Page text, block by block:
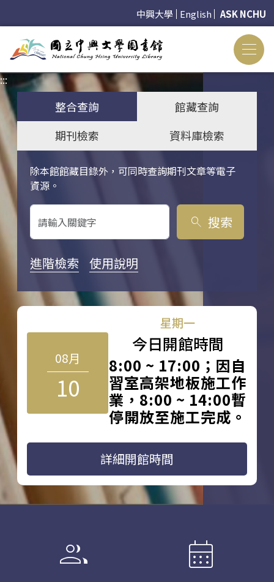
中興大學 English ASK NCHU
:::
整合查詢
館藏查詢
期刊檢索
資料庫檢索
除本館館藏目錄外，可同時查詢期刊文章等電子
資源。
關鍵字搜尋
search 搜索
進階檢索 使用說明
08月
10
星期一
今日開館時間
8:00 ~ 17:00；因自
習室高架地板施工作
業，8:00 ~ 14:00暫
停開放至施工完成。
詳細開館時間
group calendar_month